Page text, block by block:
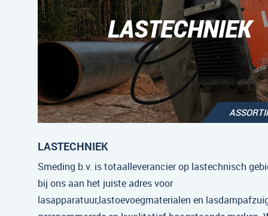
LASTECHNIEK
LASTECHNIEK
Smeding b.v. is totaalleverancier op lastechnisch
bij ons aan het juiste adres voor
lasapparatuur,lastoevoegmaterialen en